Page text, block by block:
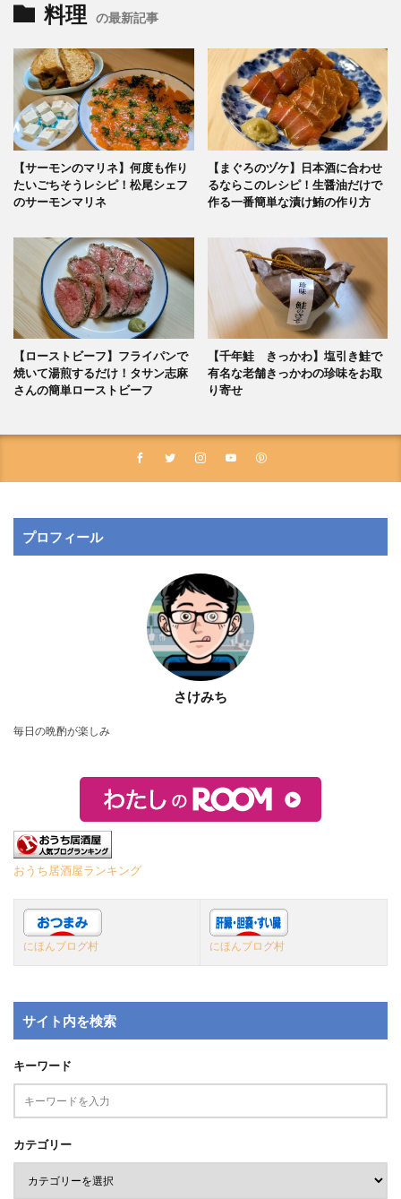
料理 の最新記事
【サーモンのマリネ】何度も作り
たいごちそうレシピ！松尾シェフ
のサーモンマリネ
【まぐろのヅケ】日本酒に合わせ
るならこのレシピ！生醤油だけで
作る一番簡単な漬け鮪の作り方
【ローストビーフ】フライパンで
焼いて湯煎するだけ！タサン志麻
さんの簡単ローストビーフ
【千年鮭 きっかわ】塩引き鮭で
有名な老舗きっかわの珍味をお取
り寄せ
プロフィール
さけみち
毎日の晩酌が楽しみ
おうち居酒屋ランキング
にほんブログ村 にほんブログ村
サイト内を検索
キーワード
カテゴリー